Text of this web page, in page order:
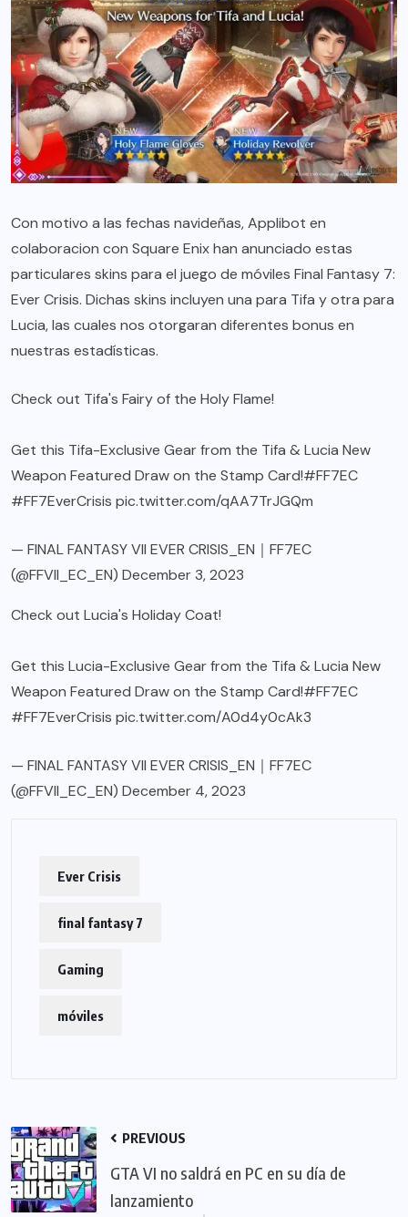
Con motivo a las fechas navideñas, Applibot en
colaboracion con Square Enix han anunciado estas
particulares skins para el juego de móviles Final Fantasy 7:
Ever Crisis. Dichas skins incluyen una para Tifa y otra para
Lucia, las cuales nos otorgaran diferentes bonus en
nuestras estadísticas.
Check out Tifa's Fairy of the Holy Flame!
Get this Tifa-Exclusive Gear from the Tifa & Lucia New
Weapon Featured Draw on the Stamp Card!#FF7EC
#FF7EverCrisis pic.twitter.com/qAA7TrJGQm
— FINAL FANTASY VII EVER CRISIS_EN｜FF7EC
(@FFVII_EC_EN) December 3, 2023
Check out Lucia's Holiday Coat!
Get this Lucia-Exclusive Gear from the Tifa & Lucia New
Weapon Featured Draw on the Stamp Card!#FF7EC
#FF7EverCrisis pic.twitter.com/A0d4y0cAk3
— FINAL FANTASY VII EVER CRISIS_EN｜FF7EC
(@FFVII_EC_EN) December 4, 2023
Ever Crisis
final fantasy 7
Gaming
móviles
PREVIOUS
GTA VI no saldrá en PC en su día de
lanzamiento